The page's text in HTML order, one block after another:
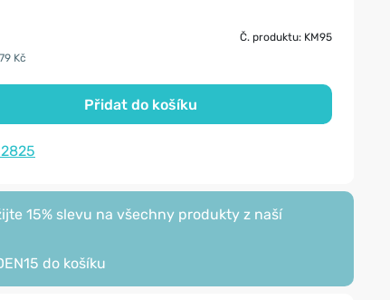
Č. produktu: KM95
Kč
Přidat do košíku
15% slevu na všechny produkty z naší
do košíku